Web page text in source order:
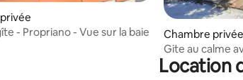
Superbe gîte - Propriano - Vue sur la baie
Chambre privée
Gite au calme
ressourcer
Location